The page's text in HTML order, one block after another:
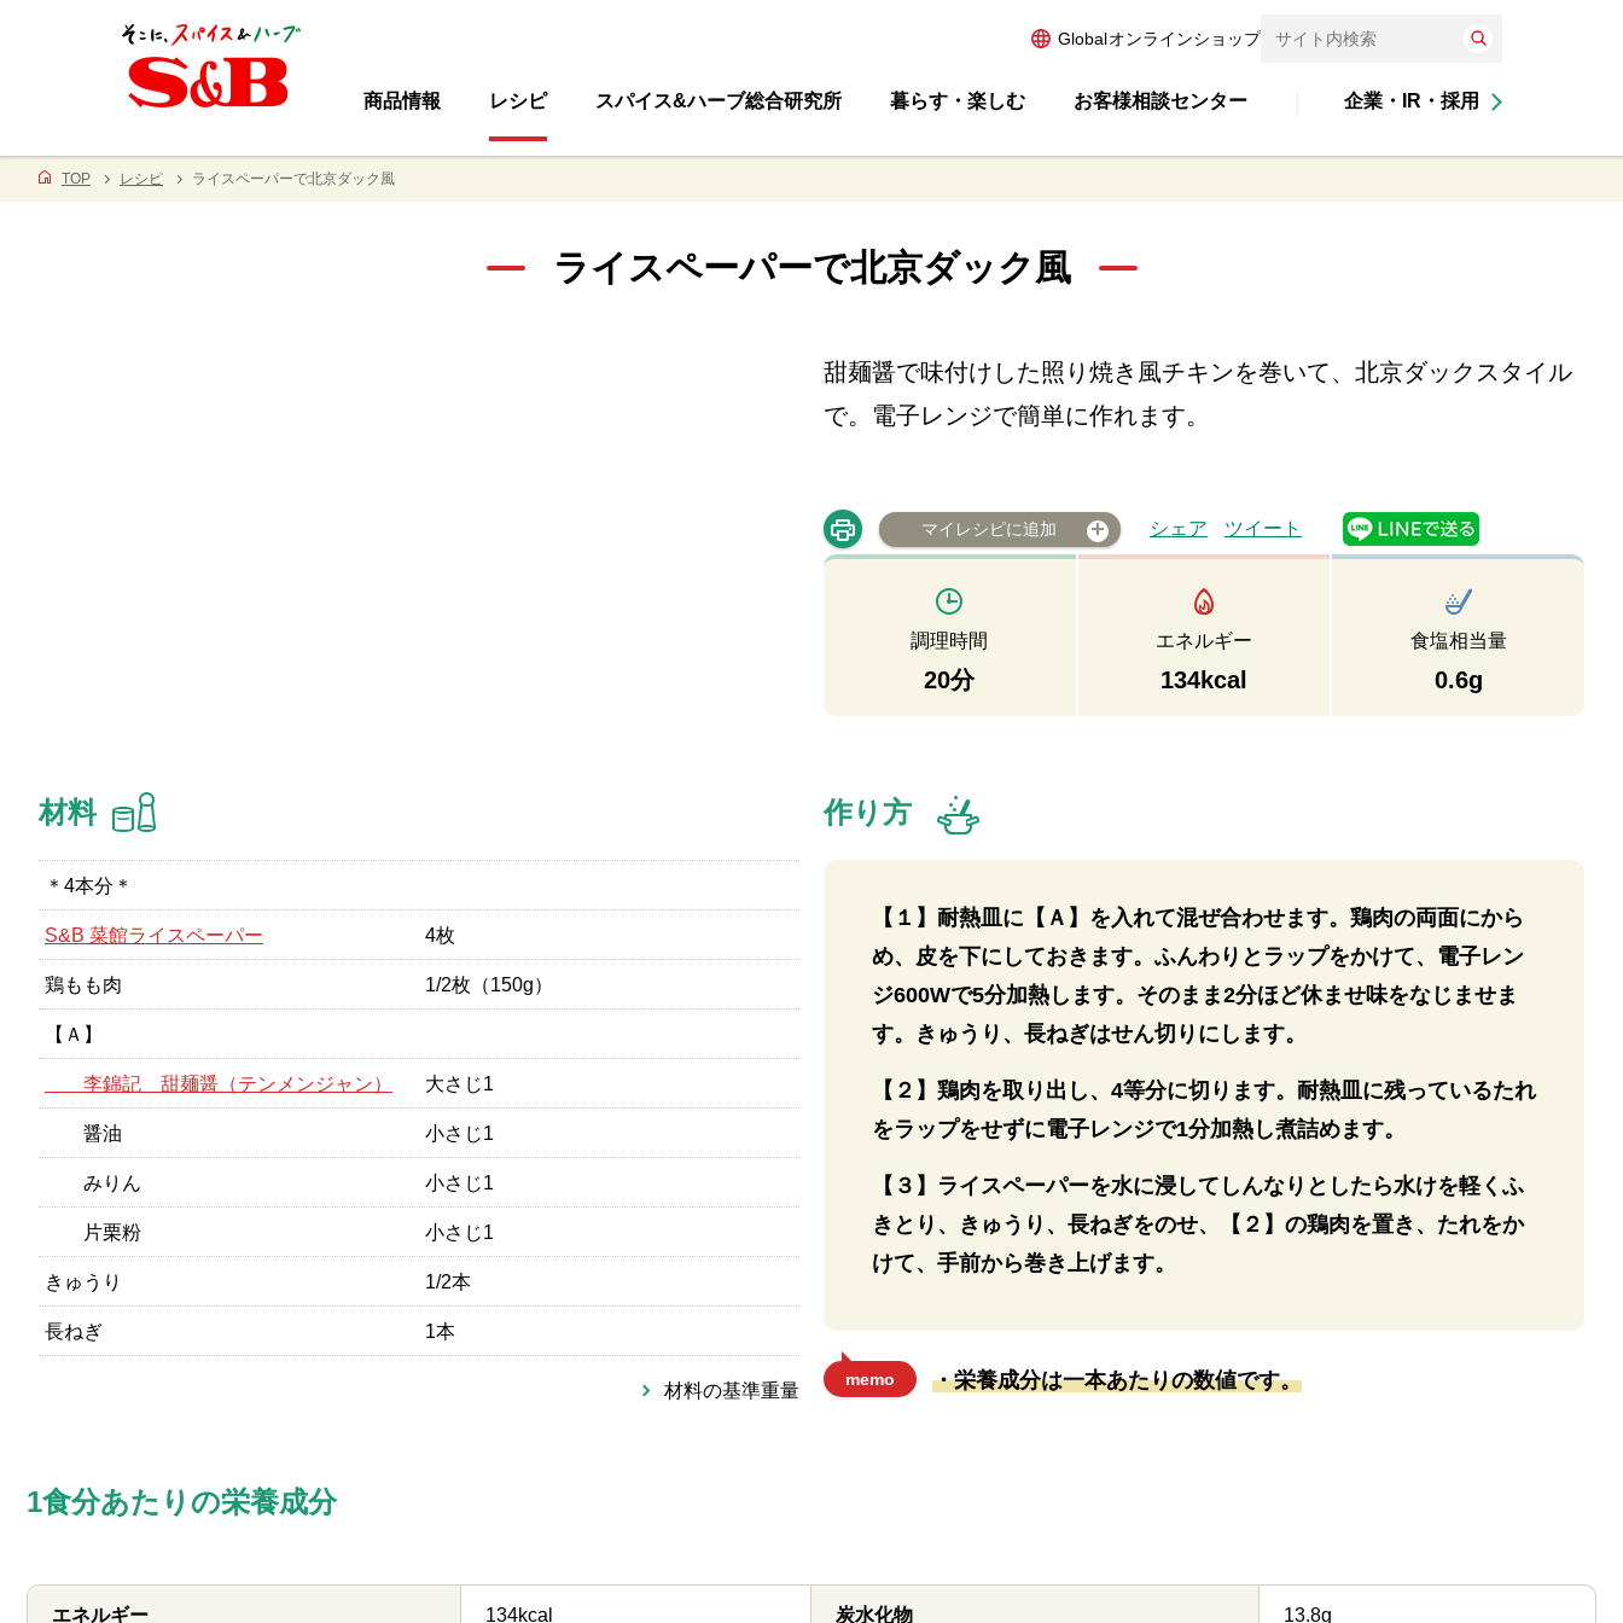
Globalオンラインショップ
商品情報 レシピ スパイス&ハーブ総合研究所 暮らす・楽しむ お客様相談センター 企業・IR・採用
TOP レシピ ライスペーパーで北京ダック風
ライスペーパーで北京ダック風
甜麺醤で味付けした照り焼き風チキンを巻いて、北京ダックスタイル
で。電子レンジで簡単に作れます。
マイレシピに追加 シェア ツイート
調理時間
20分
エネルギー
134kcal
食塩相当量
0.6g
材料
＊4本分＊
S&B 菜館ライスペーパー 4枚
鶏もも肉 1/2枚（150g）
【Ａ】
李錦記 甜麺醤（テンメンジャン） 大さじ1
醤油 小さじ1
みりん 小さじ1
片栗粉 小さじ1
きゅうり 1/2本
長ねぎ 1本
材料の基準重量
作り方
【１】耐熱⽫に【Ａ】を⼊れて混ぜ合わせます。鶏⾁の両⾯にから
め、⽪を下にしておきます。ふんわりとラップをかけて、電⼦レン
ジ600Wで5分加熱します。そのまま2分ほど休ませ味をなじませま
す。きゅうり、長ねぎはせん切りにします。
【２】鶏肉を取り出し、4等分に切ります。耐熱⽫に残っているたれ
をラップをせずに電⼦レンジで1分加熱し煮詰めます。
【３】ライスペーパーを水に浸してしんなりとしたら水けを軽くふ
きとり、きゅうり、長ねぎをのせ、【２】の鶏肉を置き、たれをか
けて、手前から巻き上げます。
memo ・栄養成分は一本あたりの数値です。
1食分あたりの栄養成分
エネルギー 134kcal 炭水化物 13.8g